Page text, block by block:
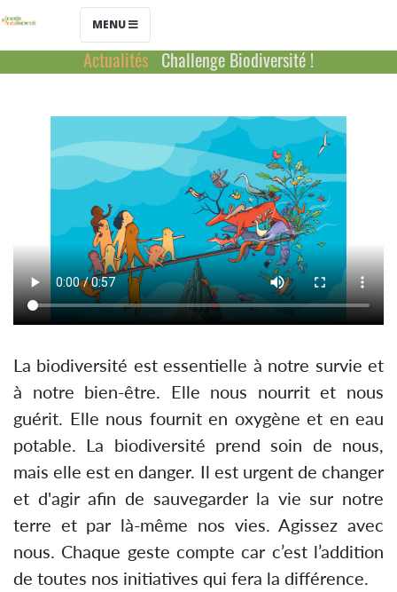
MENU
Actualités Challenge Biodiversité !
La biodiversité est essentielle à notre survie et
à notre bien-être. Elle nous nourrit et nous
guérit. Elle nous fournit en oxygène et en eau
potable. La biodiversité prend soin de nous,
mais elle est en danger. Il est urgent de changer
et d'agir afin de sauvegarder la vie sur notre
terre et par là-même nos vies. Agissez avec
nous. Chaque geste compte car c’est l’addition
de toutes nos initiatives qui fera la différence.